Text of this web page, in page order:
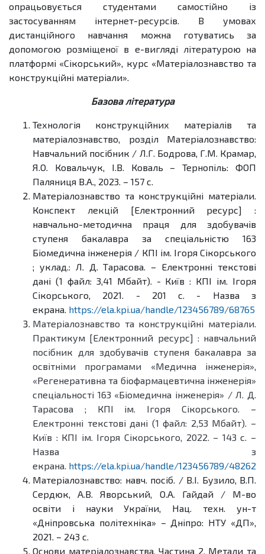
опрацьовується студентами самостійно із
застосуванням інтернет-ресурсів. В умовах
дистанційного навчання можна готуватись за
допомогою розміщеної в е-вигляді літературою на
платформі «Сікорський», курс «Матеріалознавство та
конструкційні матеріали».
Базова література
Технологія конструкційних матеріалів та
матеріалознавство, розділ Матеріалознавство:
Навчальний посібник / Л.Г. Бодрова, Г.М. Крамар,
Я.О. Ковальчук, І.В. Коваль – Тернопіль: ФОП
Паляниця В.А., 2023. – 157 с.
Матеріалознавство та конструкційні матеріали.
Конспект лекцій [Електронний ресурс] :
навчально-методична праця для здобувачів
ступеня бакалавра за спеціальністю 163
Біомедична інженерія / КПІ ім. Ігоря Сікорського
; уклад.: Л. Д. Тарасова. – Електронні текстові
дані (1 файл: 3,41 Мбайт). - Київ : КПІ ім. Ігоря
Сікорського, 2021. - 201 с. - Назва з
екрана. https://ela.kpi.ua/handle/123456789/68765
Матеріалознавство та конструкційні матеріали.
Практикум [Електронний ресурс] : навчальний
посібник для здобувачів ступеня бакалавра за
освітніми програмами «Медична інженерія»,
«Регенеративна та біофармацевтична інженерія»
спеціальності 163 «Біомедична інженерія» / Л. Д.
Тарасова ; КПІ ім. Ігоря Сікорського. –
Електронні текстові дані (1 файл: 2,53 Мбайт). –
Київ : КПІ ім. Ігоря Сікорського, 2022. – 143 с. –
Назва з
екрана. https://ela.kpi.ua/handle/123456789/48262
Матеріалознавство: навч. посіб. / В.І. Бузило, В.П.
Сердюк, А.В. Яворський, О.А. Гайдай / М-во
освіти і науки України, Нац. техн. ун-т
«Дніпровська політехніка» – Дніпро: НТУ «ДП»,
2021. – 243 с.
Основи матеріалознавства. Частина 2. Метали та